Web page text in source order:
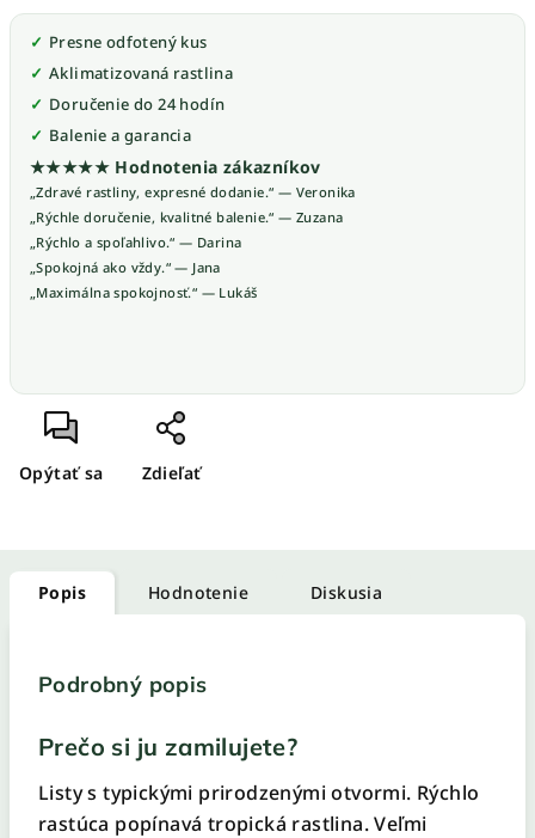
Presne odfotený kus
Aklimatizovaná rastlina
Doručenie do 24 hodín
Balenie a garancia
★★★★★ Hodnotenia zákazníkov
„Zdravé rastliny, expresné dodanie.“ — Veronika
„Rýchle doručenie, kvalitné balenie.“ — Zuzana
„Rýchlo a spoľahlivo.“ — Darina
„Spokojná ako vždy.“ — Jana
„Maximálna spokojnosť.“ — Lukáš
Opýtať sa Zdieľať
Popis Hodnotenie Diskusia
Podrobný popis
Prečo si ju zamilujete?
Listy s typickými prirodzenými otvormi. Rýchlo
rastúca popínavá tropická rastlina. Veľmi